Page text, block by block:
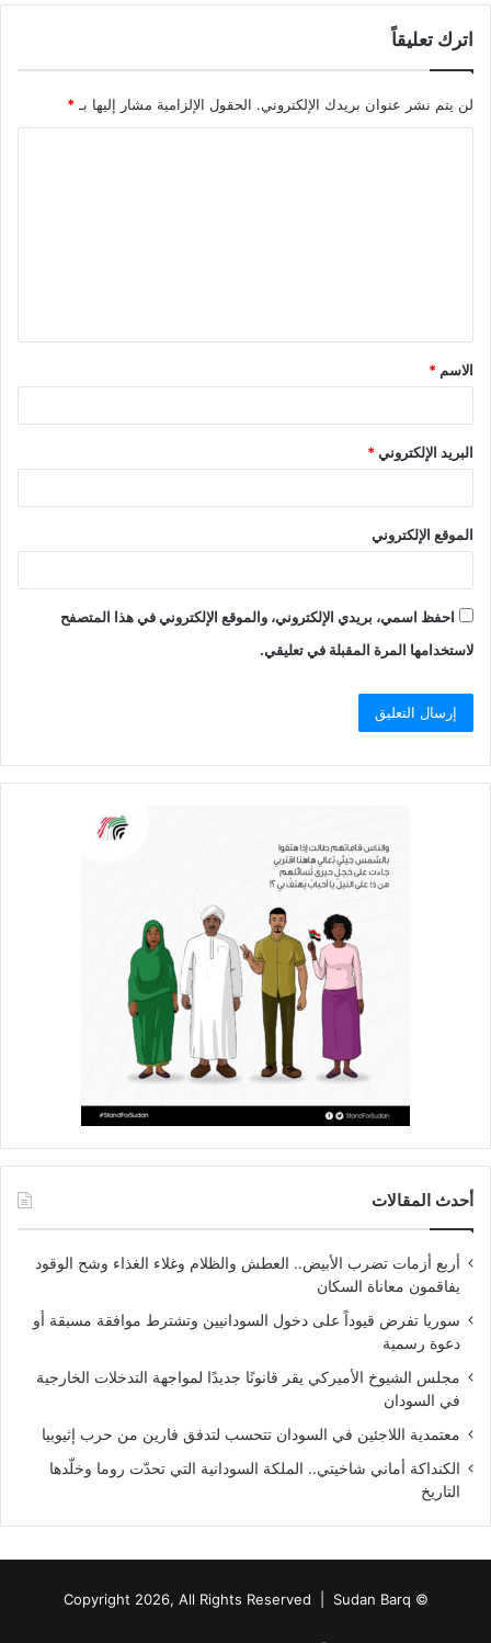
اترك تعليقاً
لن يتم نشر عنوان بريدك الإلكتروني. الحقول الإلزامية مشار إليها بـ *
الاسم *
البريد الإلكتروني*
الموقع الإلكتروني
احفظ اسمي، بريدي الإلكتروني، والموقع الإلكتروني في هذا المتصفح
لاستخدامها المرة المقبلة في تعليقي.
أحدث المقالات
أربع أزمات تضرب الأبيض.. العطش والظلام وغلاء الغذاء وشح الوقود
يفاقمون معاناة السكان
سوريا تفرض قيوداً على دخول السودانيين وتشترط موافقة مسبقة أو
دعوة رسمية
مجلس الشيوخ الأميركي يقر قانونًا جديدًا لمواجهة التدخلات الخارجية
في السودان
معتمدية اللاجئين في السودان تتحسب لتدفق فارين من حرب إثيوبيا
الكنداكة أماني شاخيتي.. الملكة السودانية التي تحدّت روما وخلّدها
التاريخ
© Copyright 2026, All Rights Reserved |
Sudan Barq